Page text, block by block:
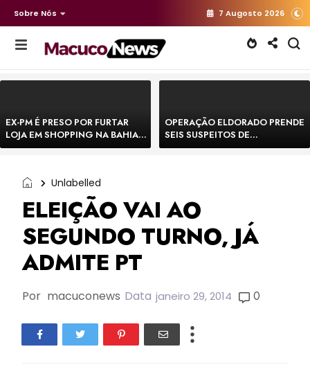
Sobre Nós 7 Augosto 2026
EX-PM É PRESO POR FURTAR
LOJA EM SHOPPING NA BAHIA E
ESCAPA CORRENDO DE
OPERAÇÃO ELDORADO PRENDE
SEIS SUSPEITOS DE
MOVIMENTAR R$ 25 MILHÕES
Unlabelled
ELEIÇÃO VAI AO
SEGUNDO TURNO, JÁ
ADMITE PT
Por macuconews Data janeiro 29, 2014 0